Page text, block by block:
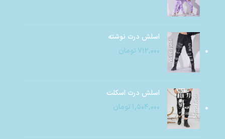
اسلش درث نوشته
۷۱۲,۰۰۰ تومان
اسلش درث اسکلت
۱,۵۰۴,۰۰۰ تومان